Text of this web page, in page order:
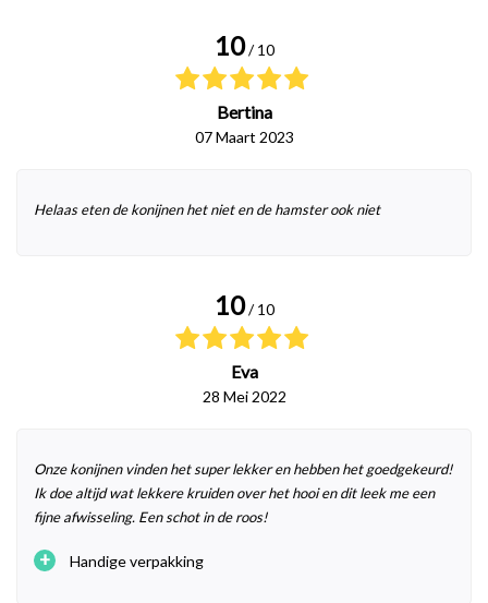
10 / 10
Bertina
07 Maart 2023
Helaas eten de konijnen het niet en de hamster ook niet
10 / 10
Eva
28 Mei 2022
Onze konijnen vinden het super lekker en hebben het goedgekeurd!
Ik doe altijd wat lekkere kruiden over het hooi en dit leek me een
fijne afwisseling. Een schot in de roos!
+ Handige verpakking